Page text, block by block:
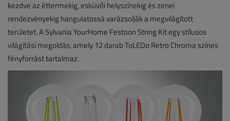
kezdve az éttermekig, esküvői helyszínekig és zenei
rendezvényekig hangulatossá varázsolják a megvilágított
területet. A Sylvania YourHome Festoon String Kit egy stílusos
világítási megoldás, amely 12 darab ToLEDo Retro Chroma színes
fényforrást tartalmaz.